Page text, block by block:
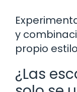
y
propio
¿Las